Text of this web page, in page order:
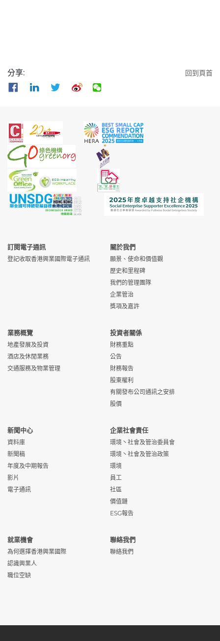
分享: 回到頁首
訂閱電子通訊
登記收取香港興業國際電子通訊
關於我們
願景、使命和價值觀
歷史和里程碑
我們的管理團隊
企業管治
獎項及嘉許
業務概覽
地產發展及投資
酒店及休閒業務
交通服務及物業管理
投資者關係
財務重點
公告
財務報告
股東權利
有關發布公司通訊之安排
股價
新聞中心
資料庫
新聞稿
年度及中期報告
影片
電子通訊
企業社會責任
環境丶社會及管治委員會
環境丶社會及管治政策
環境
員工
社區
價值鏈
ESG報告
就業機會
為何選擇香港興業國際
認識興業人
職位空缺
聯絡我們
聯絡我們